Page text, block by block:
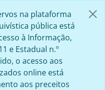
na plataforma
pública está
à Informação,
e Estadual n.º
o acesso aos
online está
aos preceitos